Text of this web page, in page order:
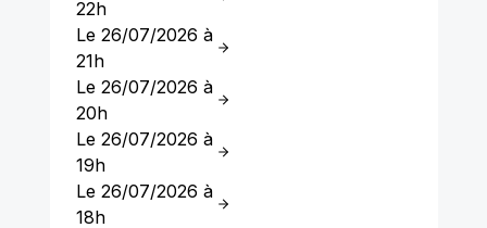
22h
Le 26/07/2026 à
21h
Le 26/07/2026 à
20h
Le 26/07/2026 à
19h
Le 26/07/2026 à
18h